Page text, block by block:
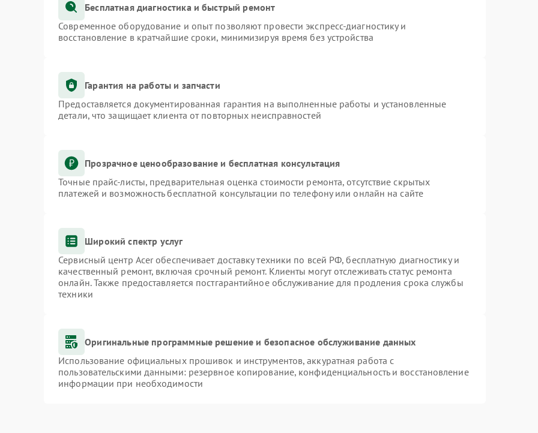
Бесплатная диагностика и быстрый ремонт
Современное оборудование и опыт позволяют провести экспресс-диагностику и
восстановление в кратчайшие сроки, минимизируя время без устройства
Гарантия на работы и запчасти
Предоставляется документированная гарантия на выполненные работы и установленные
детали, что защищает клиента от повторных неисправностей
Прозрачное ценообразование и бесплатная консультация
Точные прайс-листы, предварительная оценка стоимости ремонта, отсутствие скрытых
платежей и возможность бесплатной консультации по телефону или онлайн на сайте
Широкий спектр услуг
Сервисный центр Acer обеспечивает доставку техники по всей РФ, бесплатную диагностику и
качественный ремонт, включая срочный ремонт. Клиенты могут отслеживать статус ремонта
онлайн. Также предоставляется постгарантийное обслуживание для продления срока службы
техники
Оригинальные программные решение и безопасное обслуживание данных
Использование официальных прошивок и инструментов, аккуратная работа с
пользовательскими данными: резервное копирование, конфиденциальность и восстановление
информации при необходимости